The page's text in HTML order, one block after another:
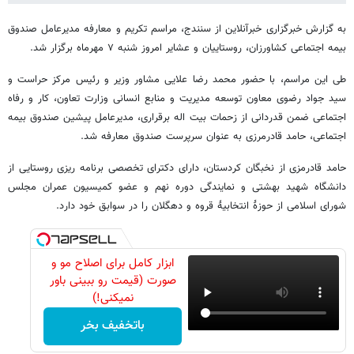
به گزارش خبرگزاری خبرآنلاین از سنندج، مراسم تکریم و معارفه مدیرعامل صندوق
بیمه اجتماعی کشاورزان، روستاییان و عشایر امروز شنبه ۷ مهرماه برگزار شد.
طی این مراسم، با حضور محمد رضا علایی مشاور وزیر و رئیس مرکز حراست و
سید جواد رضوی معاون توسعه مدیریت و منابع انسانی وزارت تعاون، کار و رفاه
اجتماعی ضمن قدردانی از زحمات بیت اله برقراری، مدیرعامل پیشین صندوق بیمه
اجتماعی، حامد قادرمرزی به عنوان سرپرست صندوق معارفه شد.
حامد قادرمزی از نخبگان کردستان، دارای دکترای تخصصی برنامه ریزی روستایی از
دانشگاه شهید بهشتی و نمایندگی دوره نهم و عضو کمیسیون عمران مجلس
شورای اسلامی از حوزهٔ انتخابیهٔ قروه و دهگلان را در سوابق خود دارد.
ابزار کامل برای اصلاح مو و
صورت (قیمت رو ببینی باور
نمیکنی!)
باتخفیف بخر